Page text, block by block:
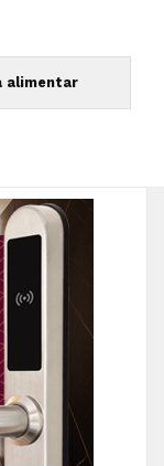
alimentar